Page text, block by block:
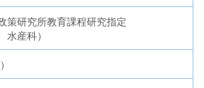
策研究所教育課程研究指定
産科）